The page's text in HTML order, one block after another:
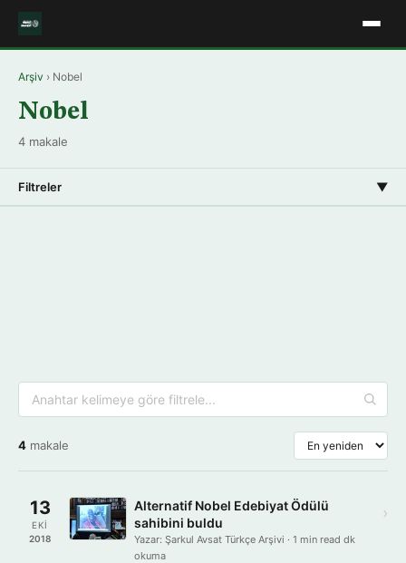
Arşiv › Nobel
Nobel
4 makale
Filtreler ▼
4 makale
13
EKI
2018
Alternatif Nobel Edebiyat Ödülü
sahibini buldu
Yazar: Şarkul Avsat Türkçe Arşivi · 1 min read dk
okuma
›